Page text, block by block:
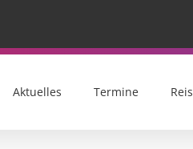
Aktuelles Termine